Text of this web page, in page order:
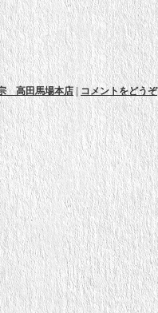
高田馬場本店 | コメントをどうぞ